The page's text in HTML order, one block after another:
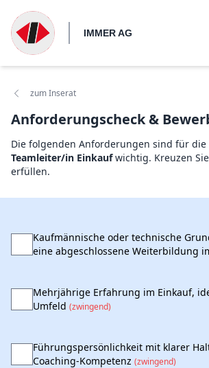
IMMER AG
zum Inserat
Anforderungscheck &
Die folgenden Anforderungen sind für die
Teamleiter/in Einkaufwichtig. Kreuzen
erfüllen.
Kaufmännische oder technische
eine abgeschlossene Weiterbildung
Mehrjährige Erfahrung im Einkauf,
Umfeld (zwingend)
Führungspersönlichkeit mit klarer
Coaching-Kompetenz (zwingend)